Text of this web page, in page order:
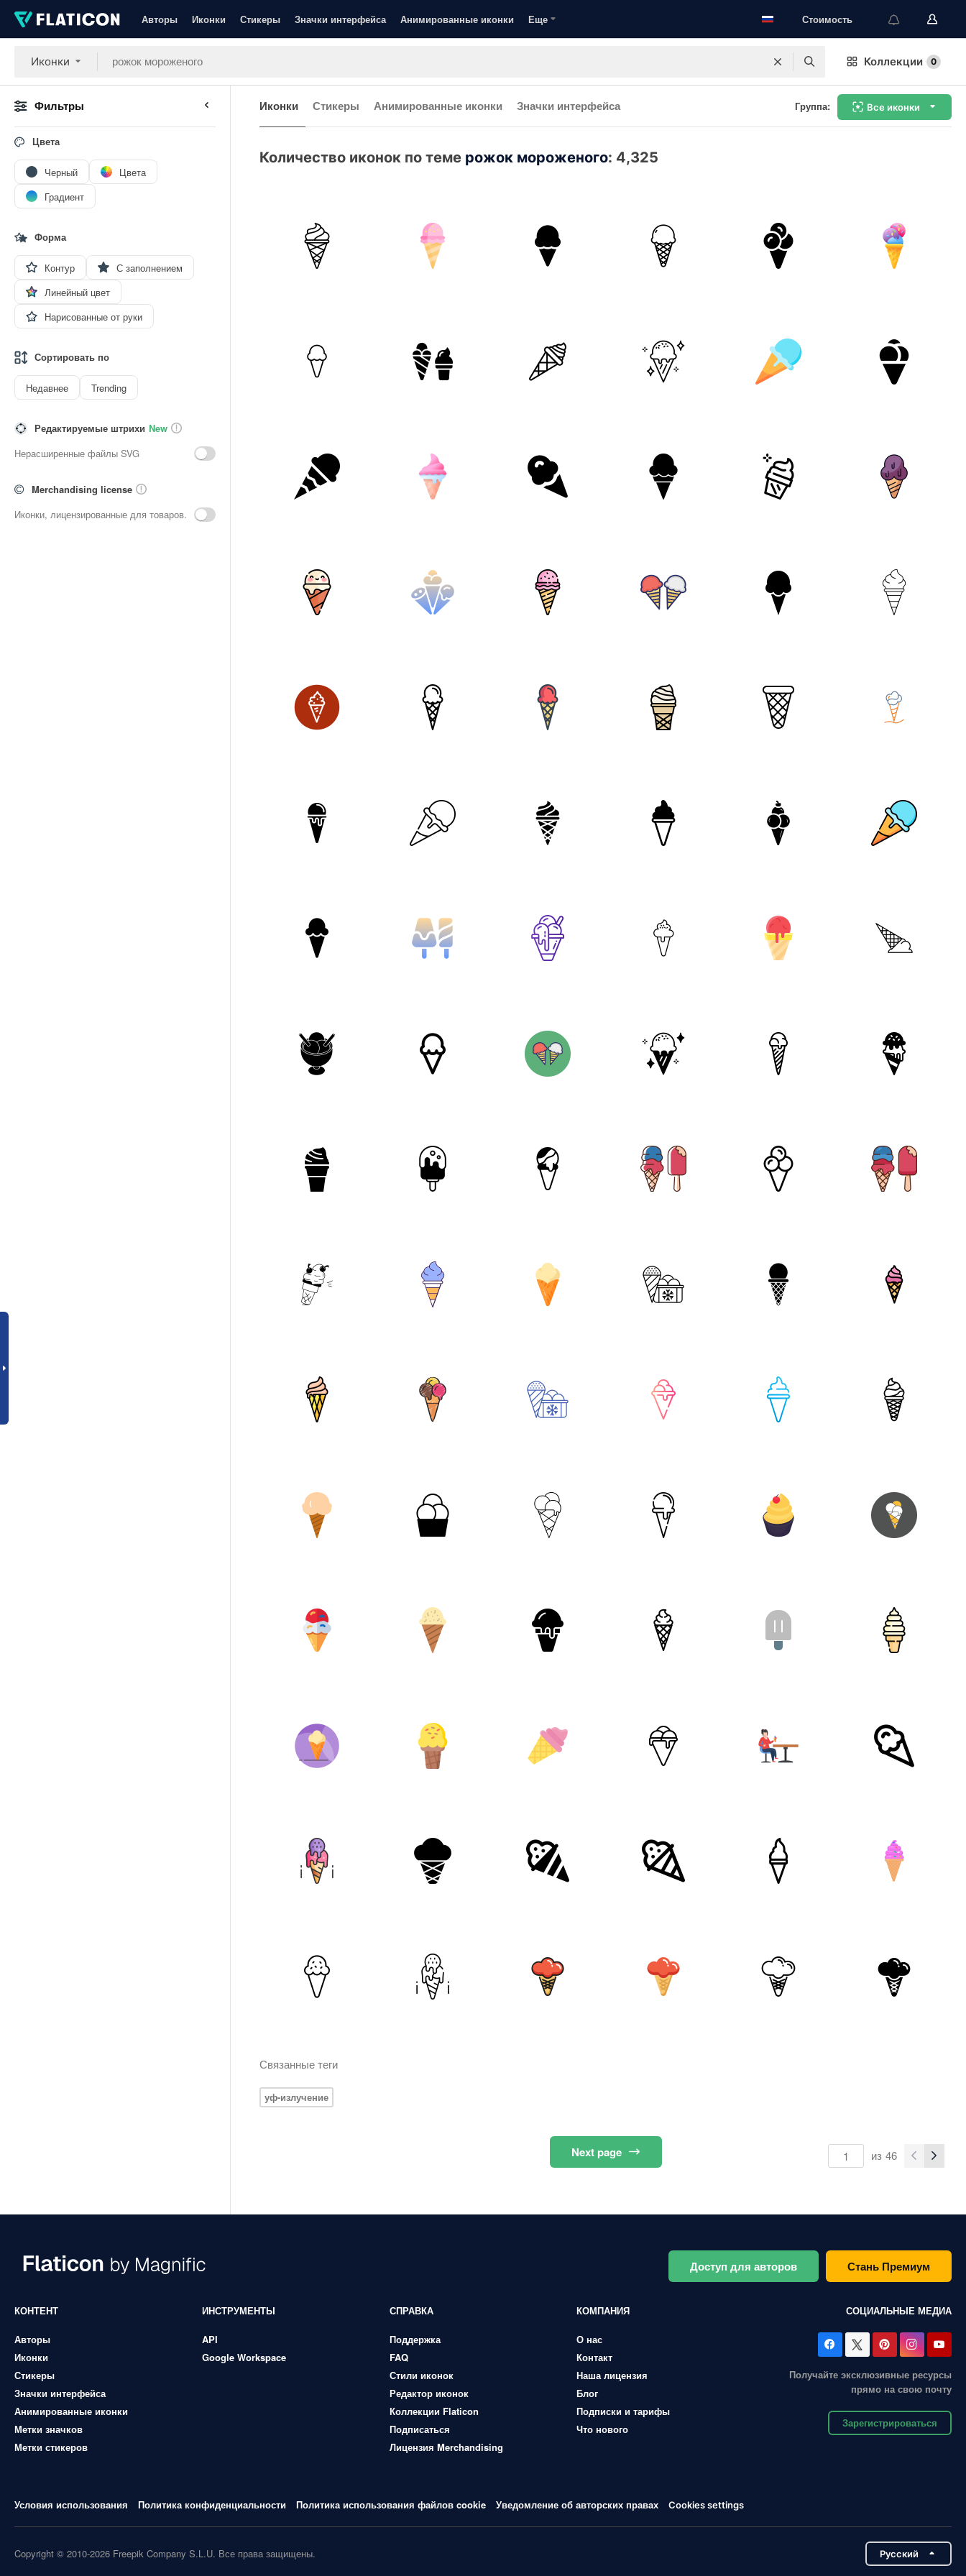
Авторы Иконки Стикеры Значки интерфейса Анимированные иконки Еще Стоимость
Иконки Коллекции 0
Фильтры
Цвета
Черный
Цвета
Градиент
Форма
Контур
С заполнением
Линейный цвет
Нарисованные от руки
Сортировать по
Недавнее Trending
Редактируемые штрихи New
Нерасширенные файлы SVG
Merchandising license
Иконки, лицензированные для товаров.
Иконки Стикеры Анимированные иконки Значки интерфейса Группа: Все иконки
Количество иконок по теме рожок мороженого: 4,325
Связанные теги
уф-излучение
Nextpage из 46
Доступ для авторов Стань Премиум
КОНТЕНТ
Авторы
Иконки
Стикеры
Значки интерфейса
Анимированные иконки
Метки значков
Метки стикеров
ИНСТРУМЕНТЫ
API
Google Workspace
СПРАВКА
Поддержка
FAQ
Стили иконок
Редактор иконок
Коллекции Flaticon
Подписаться
Лицензия Merchandising
КОМПАНИЯ
О нас
Контакт
Наша лицензия
Блог
Подписки и тарифы
Что нового
СОЦИАЛЬНЫЕ МЕДИА
Получайте эксклюзивные ресурсы
прямо на свою почту
Зарегистрироваться
Условия использования Политика конфиденциальности Политика использования файлов cookie Уведомление об авторских правах Cookies settings
Copyright © 2010-2026 Freepik Company S.L.U. Все права защищены. Pусский